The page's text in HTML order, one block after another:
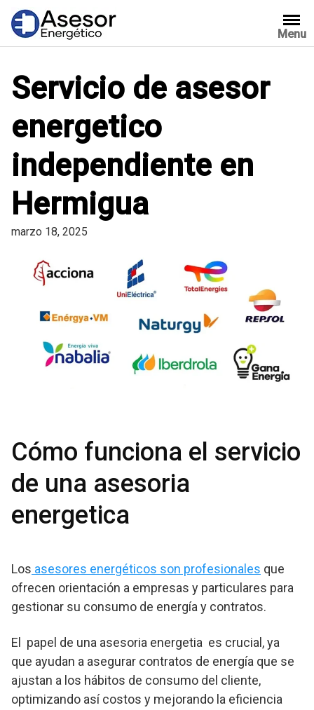
Saltar
contenido
Menu
Servicio de asesor
energetico
independiente en
Hermigua
marzo 18, 2025
Cómo funciona el servicio
de una asesoria
energetica
Los asesores energéticos son profesionales que
ofrecen orientación a empresas y particulares para
gestionar su consumo de energía y contratos.
El papel de una asesoria energetia es crucial, ya
que ayudan a asegurar contratos de energía que se
ajustan a los hábitos de consumo del cliente,
optimizando así costos y mejorando la eficiencia